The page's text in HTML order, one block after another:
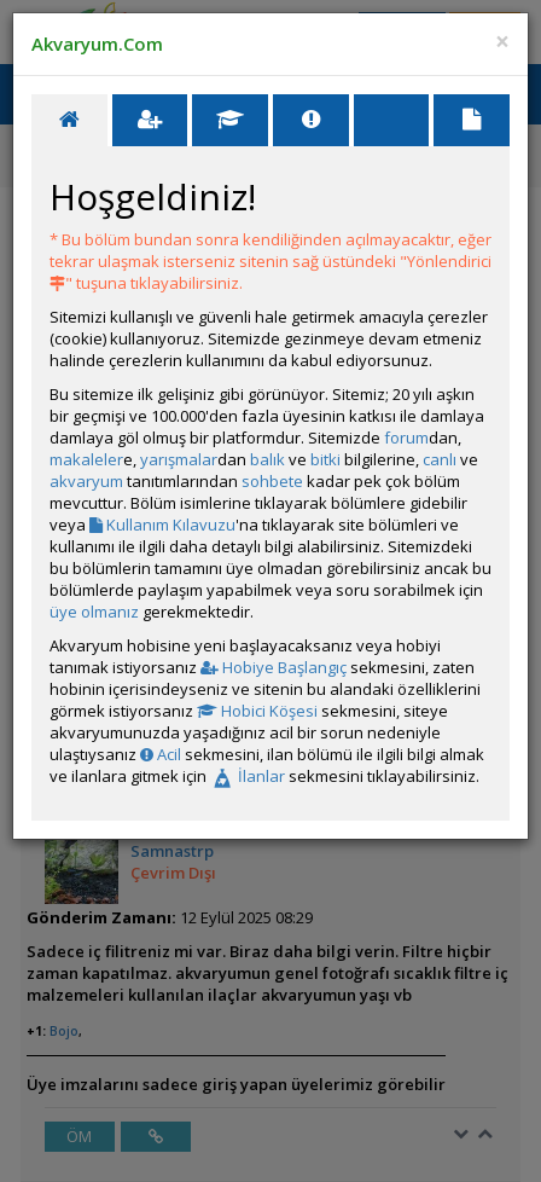
Ana Menü
Yeni Üye Forumu
Balıklarım Hızla Ölmeye Başladı
YANIT YAZ
Bojo
Çevrim Dışı
Gönderim Zamanı:12 Eylül 2025 02:15
Öncelikle merhaba ben Salı günü 10 Lepistes 9 kırmızı burun
tetra ve 3 neon tetra aldım öncelikle birinci sorum bu türlerin
birlikte yaşamasında bir sorun bulunmakta mı?
2. Sorum daha kuralı 3 gün bile olmamışken bütün neon
tetralarım 1.5 gün içinde öldü kırmızı burunlarda şuan 5 tane
kaldı ölmeden önce böyle çok garip hareket ediyor lepistesten
de 2 tane erkek öldü iç filtre var büyük ama her zaman
çalıştırmıyorum ondan olabilir mi bir balığımda beyaz benek
var bu normal mi hiç anlamadım 100 litre akvaryum 24 balık
vardı 14 de düştü 2/3 içinde yardımcı olursanız çok güzel olur
Üye imzalarını sadece giriş yapan üyelerimiz görebilir
ÖM
Samnastrp
Çevrim Dışı
Gönderim Zamanı: 12 Eylül 2025 08:29
Sadece iç filitreniz mi var. Biraz daha bilgi verin. Filtre hiçbir
zaman kapatılmaz. akvaryumun genel fotoğrafı sıcaklık filtre iç
malzemeleri kullanılan ilaçlar akvaryumun yaşı vb
+1: Bojo,
Üye imzalarını sadece giriş yapan üyelerimiz görebilir
ÖM
×
Akvaryum.Com
Hoşgeldiniz!
* Bu bölüm bundan sonra kendiliğinden açılmayacaktır, eğer
tekrar ulaşmak isterseniz sitenin sağ üstündeki "Yönlendirici
" tuşuna tıklayabilirsiniz.
Sitemizi kullanışlı ve güvenli hale getirmek amacıyla çerezler
(cookie) kullanıyoruz. Sitemizde gezinmeye devam etmeniz
halinde çerezlerin kullanımını da kabul ediyorsunuz.
Bu sitemize ilk gelişiniz gibi görünüyor. Sitemiz; 20 yılı aşkın
bir geçmişi ve 100.000'den fazla üyesinin katkısı ile damlaya
damlaya göl olmuş bir platformdur. Sitemizde forumdan,
makalelere,yarışmalardan balıkve bitki bilgilerine, canlı ve
akvaryum tanıtımlarından sohbete kadar pek çok bölüm
mevcuttur. Bölüm isimlerine tıklayarak bölümlere gidebilir
veya
Kullanım Kılavuzu'na tıklayarak site bölümleri ve
kullanımı ile ilgili daha detaylı bilgi alabilirsiniz. Sitemizdeki
bu bölümlerin tamamını üye olmadan görebilirsiniz ancak bu
bölümlerde paylaşım yapabilmek veya soru sorabilmek için
üye olmanız gerekmektedir.
Akvaryum hobisine yeni başlayacaksanız veya hobiyi
tanımak istiyorsanız
Hobiye Başlangıç sekmesini, zaten
hobinin içerisindeyseniz ve sitenin bu alandaki özelliklerini
görmek istiyorsanız
Hobici Köşesi sekmesini, siteye
akvaryumunuzda yaşadığınız acil bir sorun nedeniyle
ulaştıysanız
Acil sekmesini, ilan bölümü ile ilgili bilgi almak
ve ilanlara gitmek için
İlanlar sekmesini tıklayabilirsiniz.